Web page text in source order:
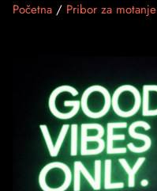
Početna / Pribor za motanje